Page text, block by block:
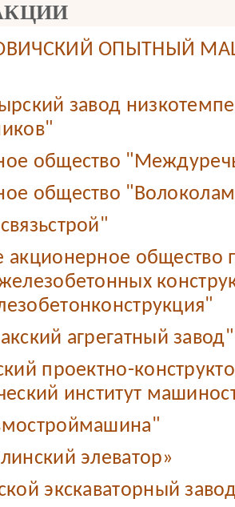
ОПЫТНЫЙ
завод
общество
общество
акционерное общество
агрегатный завод"
проектно-
институт
элеватор»
экскаваторный